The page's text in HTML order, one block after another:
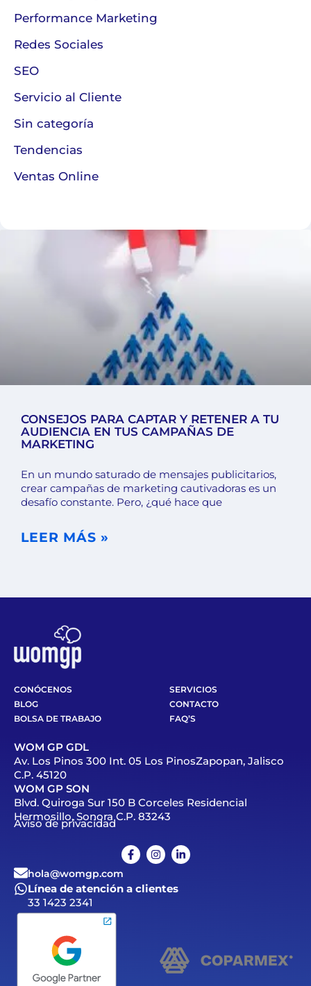
Performance Marketing
Redes Sociales
SEO
Servicio al Cliente
Sin categoría
Tendencias
Ventas Online
CONSEJOS PARA CAPTAR Y RETENER A TU
AUDIENCIA EN TUS CAMPAÑAS DE
MARKETING
En un mundo saturado de mensajes publicitarios,
crear campañas de marketing cautivadoras es un
desafío constante. Pero, ¿qué hace que
LEER MÁS »
CONÓCENOS
SERVICIOS
BLOG
CONTACTO
BOLSA DE TRABAJO
FAQ’S
WOM GP GDL
Av. Los Pinos 300 Int. 05 Los PinosZapopan, Jalisco
C.P. 45120
WOM GP SON
Blvd. Quiroga Sur 150 B Corceles Residencial
Hermosillo, Sonora C.P. 83243
Aviso de privacidad
hola@womgp.com
Línea de atención a clientes
33 1423 2341